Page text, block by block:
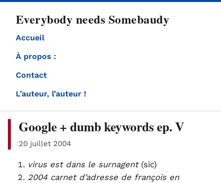
Everybody needs Somebaudy
Accueil
À propos :
Contact
L’auteur, l’auteur !
Google + dumb keywords ep. V
20 juillet 2004
virus est dans le surnagent(sic)
2004 carnet d’adresse de françois en